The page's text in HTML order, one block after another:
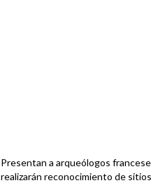
Presentan a arqueólogos
realizarán reconocimiento de